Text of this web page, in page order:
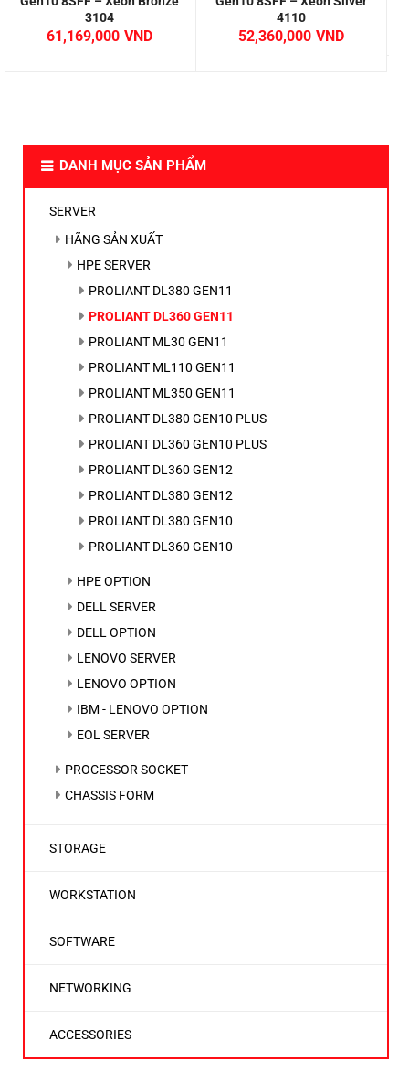
DANH MỤC SẢN PHẨM
SERVER
HÃNG SẢN XUẤT
HPE SERVER
PROLIANT DL380 GEN11
PROLIANT DL360 GEN11
PROLIANT ML30 GEN11
PROLIANT ML110 GEN11
PROLIANT ML350 GEN11
PROLIANT DL380 GEN10 PLUS
PROLIANT DL360 GEN10 PLUS
PROLIANT DL360 GEN12
PROLIANT DL380 GEN12
PROLIANT DL380 GEN10
PROLIANT DL360 GEN10
HPE OPTION
DELL SERVER
DELL OPTION
LENOVO SERVER
LENOVO OPTION
IBM - LENOVO OPTION
EOL SERVER
PROCESSOR SOCKET
CHASSIS FORM
STORAGE
WORKSTATION
SOFTWARE
NETWORKING
ACCESSORIES
3104
61,169,000
4110
52,360,000